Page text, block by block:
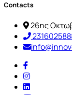
Contacts
26ης